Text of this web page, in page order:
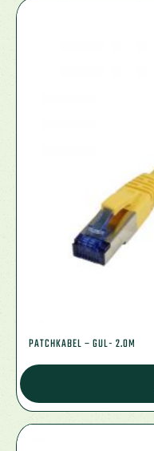
PATCHKABEL – GUL- 2.0M